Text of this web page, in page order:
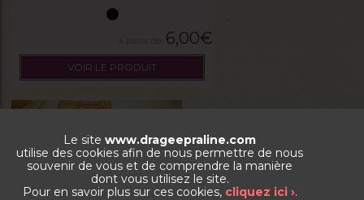
6,00€
VOIR LE PRODUIT
Le site www.drageepraline.com
utilise des cookies afin de nous permettre de nous
souvenir de vous et de comprendre la manière
dont vous utilisez le site.
Pour en savoir plus sur ces cookies, cliquez ici ›.